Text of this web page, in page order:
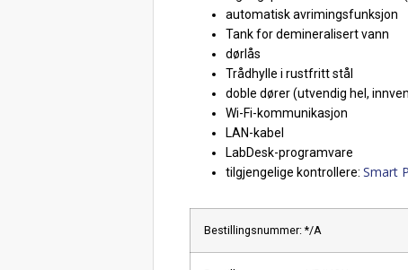
automatisk avrimingsfunksjon
Tank for demineralisert vann
dørlås
Trådhylle i rustfritt stål
doble dører (utvendig hel,
Wi-Fi-kommunikasjon
LAN-kabel
LabDesk-programvare
tilgjengelige kontrollere:Smart
Bestillingsnummer: */A